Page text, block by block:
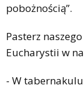
pobożnością”.
Pasterz
Eucharystii w
- W